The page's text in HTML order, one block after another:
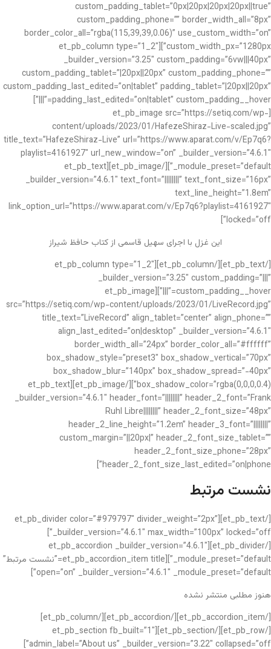
custom_padding_tablet=”0px|20px|20px|20px||true”
custom_padding_phone=”” border_width_all=”8px”
border_color_all=”rgba(115,39,39,0.06)” use_custom_width=”on”
custom_width_px=”1280px”][et_pb_column type=”1_2″
_builder_version=”3.25″ custom_padding=”6vw|||40px”
custom_padding_tablet=”|20px||20px” custom_padding_phone=””
custom_padding_last_edited=”on|tablet” padding_tablet=”|20px||20px”
padding_last_edited=”on|tablet” custom_padding__hover=”|||”]
[et_pb_image src=”https://setiq.com/wp-
content/uploads/2023/01/HafezeShiraz-Live-scaled.jpg”
title_text=”HafezeShiraz-Live” url=”https://www.aparat.com/v/Ep7q6?
playlist=4161927″ url_new_window=”on” _builder_version=”4.6.1″
_module_preset=”default”][/et_pb_image][et_pb_text
_builder_version=”4.6.1″ text_font=”||||||||” text_font_size=”16px”
text_line_height=”1.8em”
link_option_url=”https://www.aparat.com/v/Ep7q6?playlist=4161927″
locked=”off”]
این غزل با اجرای سهیل قاسمی از کتاب حافظ شیراز
[/et_pb_text][/et_pb_column][et_pb_column type=”1_2″
_builder_version=”3.25″ custom_padding=”|||”
custom_padding__hover=”|||”][et_pb_image
src=”https://setiq.com/wp-content/uploads/2023/01/LiveRecord.jpg”
title_text=”LiveRecord” align_tablet=”center” align_phone=””
align_last_edited=”on|desktop” _builder_version=”4.6.1″
border_width_all=”24px” border_color_all=”#ffffff”
box_shadow_style=”preset3″ box_shadow_vertical=”70px”
box_shadow_blur=”140px” box_shadow_spread=”-40px”
box_shadow_color=”rgba(0,0,0,0.4)”][/et_pb_image][et_pb_text
_builder_version=”4.6.1″ header_font=”||||||||” header_2_font=”Frank
Ruhl Libre||||||||” header_2_font_size=”48px”
header_2_line_height=”1.2em” header_3_font=”||||||||”
custom_margin=”||20px|” header_2_font_size_tablet=””
header_2_font_size_phone=”28px”
header_2_font_size_last_edited=”on|phone”]
نشست مرتبط
[/et_pb_text][et_pb_divider color=”#979797″ divider_weight=”2px”
_builder_version=”4.6.1″ max_width=”100px” locked=”off”]
[/et_pb_divider][et_pb_accordion _builder_version=”4.6.1″
_module_preset=”default”][et_pb_accordion_item title=”نشست مرتبط”
open=”on” _builder_version=”4.6.1″ _module_preset=”default”]
هنوز مطلبی منتشر نشده
[/et_pb_accordion_item][/et_pb_accordion][/et_pb_column]
[/et_pb_row][/et_pb_section][et_pb_section fb_built=”1″
admin_label=”About us” _builder_version=”3.22″ collapsed=”off”]